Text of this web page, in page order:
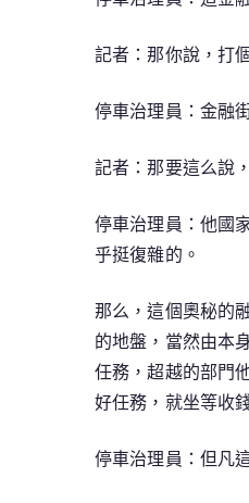
記者：那你說，打
停車治理員：金融
記者：那要這么說
停車治理員：他國
乎挺復雜的。
那么，這個奧秘的
的地盤，當然由本
任務，超越的部門
好任務，就坐等收
停車治理員：但凡